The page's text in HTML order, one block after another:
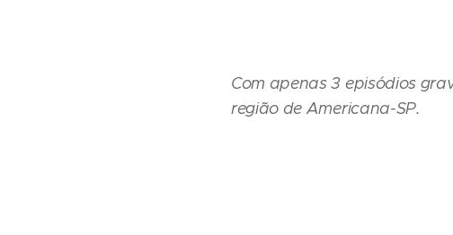
Com apenas 3 episódios
região de Americana-SP.